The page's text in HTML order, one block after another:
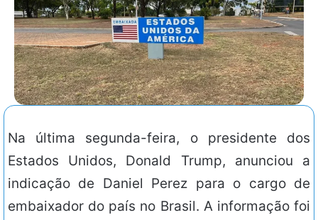
Na última segunda-feira, o presidente dos
Estados Unidos, Donald Trump, anunciou a
indicação de Daniel Perez para o cargo de
embaixador do país no Brasil. A informação foi